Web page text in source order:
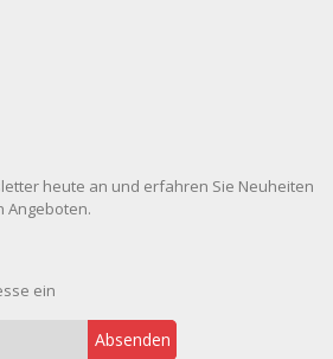
heute an und erfahren Sie Neuheiten
Angeboten.
ein
Absenden